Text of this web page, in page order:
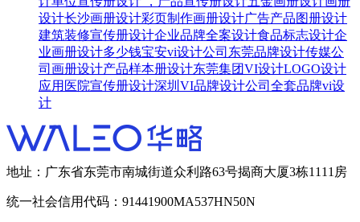
设计长沙画册设计彩页制作画册设计广告产品图册设计
建筑装修宣传册设计企业品牌全案设计食品标志设计企
业画册设计多少钱宝安vi设计公司 东莞品牌设计传媒公
司画册设计产品样本册设计东莞集团VI设计LOGO设计
应用 医院宣传册设计深圳VI品牌设计公司 全套品牌vi设
计
地址：广东省东莞市南城街道众利路63号揭商大厦3栋1111房
统一社会信用代码：91441900MA537HN50N